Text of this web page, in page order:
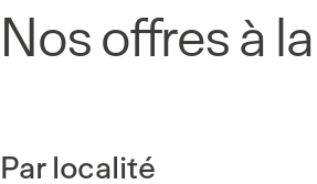
Nos offres à
Par localité